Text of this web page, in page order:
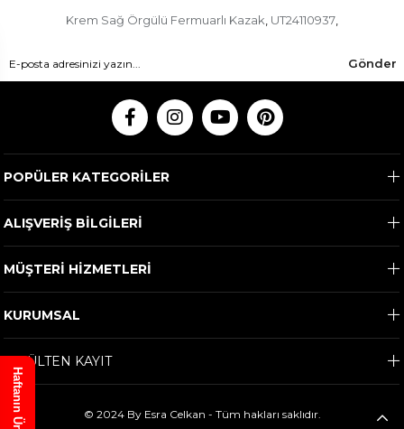
Krem Sağ Örgülü Fermuarlı Kazak, UT24110937,
Gönder
POPÜLER KATEGORİLER
ALIŞVERİŞ BİLGİLERİ
MÜŞTERİ HİZMETLERİ
KURUMSAL
E-BÜLTEN KAYIT
© 2024 By Esra Celkan - Tüm hakları saklıdır.
Haftanın Ürünü